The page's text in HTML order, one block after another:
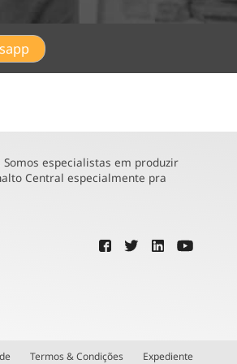
especialistas em produzir
Central especialmente pra
Termos & Condições Expediente